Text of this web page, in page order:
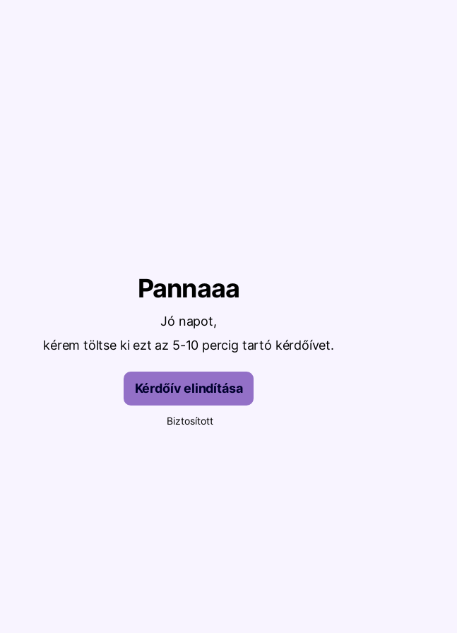
Pannaaa
Jó napot,
kérem töltse ki ezt az 5-10 percig tartó kérdőívet.
Kérdőív elindítása
Biztosított